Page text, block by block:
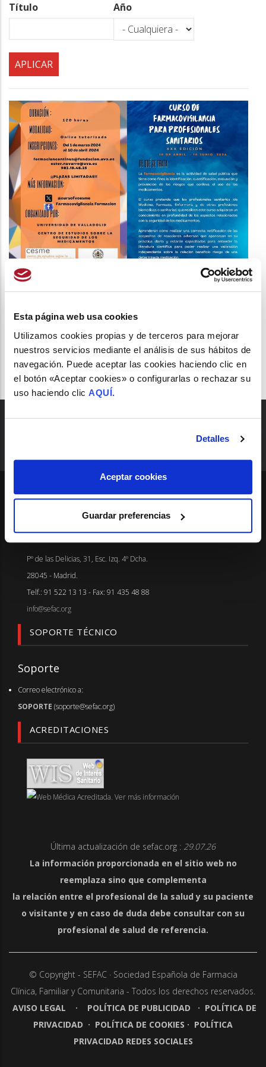
Esta página web usa cookies
Utilizamos cookies propias y de terceros para mejorar
nuestros servicios mediante el análisis de sus hábitos de
navegación. Puede aceptar las cookies haciendo clic en
el botón «Aceptar cookies» o configurarlas o rechazar su
uso haciendo clic AQUÍ.
Detalles
Aceptar cookies
Guardar preferencias
la
navegación
Título Año
XXX EDICIÓN DEL CURSO ONLINE DE
FARMACOVIGILANCIA DE LA UNIVERSIDAD DE
SEDE
Madrid
Pº de las Delicias, 31, Esc. Izq. 4º Dcha.
28045 - Madrid.
Telf.: 91 522 13 13 - Fax: 91 435 48 88
info@sefac.org
SOPORTE TÉCNICO
Soporte
Correo electrónico a:
SOPORTE (soporte@sefac.org)
ACREDITACIONES
Última actualización de sefac.org : 29.07.26
La información proporcionada en el sitio web no
reemplaza sino que complementa
la relación entre el profesional de la salud y su paciente
o visitante y en caso de duda debe consultar con su
profesional de salud de referencia.
© Copyright - SEFAC · Sociedad Española de Farmacia
Clínica, Familiar y Comunitaria - Todos los derechos reservados.
AVISO LEGAL
· POLÍTICA DE PUBLICIDAD · POLÍTICA DE
PRIVACIDAD · POLÍTICA DE COOKIES · POLÍTICA
PRIVACIDAD REDES SOCIALES